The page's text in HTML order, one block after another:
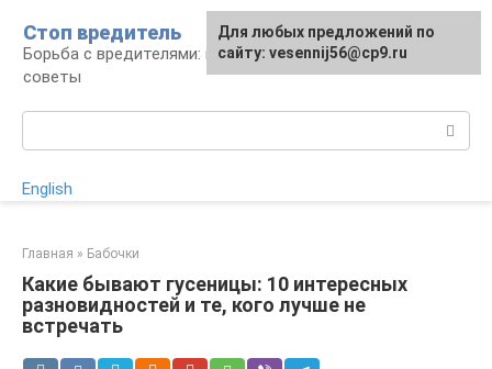
контенту
Стоп вредитель
Борьба с вредителями: правила, средства,
советы
English
Главная » Бабочки
Какие бывают гусеницы: 10 интересных
разновидностей и те, кого лучше не
встречать
Для любых предложений по
сайту: vesennij56@cp9.ru